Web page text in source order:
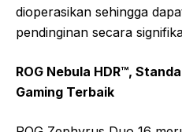
dioperasikan sehingga
pendinginan secara
ROG Nebula HDR™,
Gaming Terbaik